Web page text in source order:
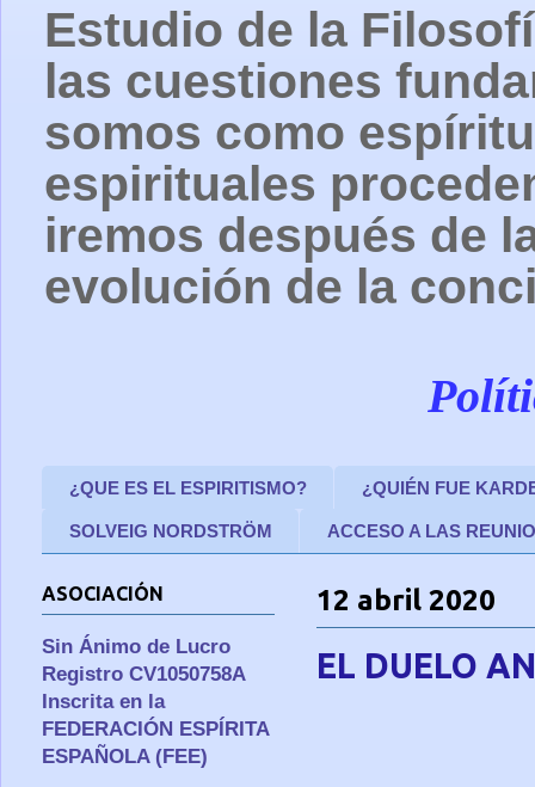
Estudio de la
las cuestiones
somos como
espirituales
iremos después de
evolución de la
¿QUE ES EL ESPIRITISMO? ¿QUIÉN FUE
SOLVEIG NORDSTRÖM ACCESO A LAS
12 abril 2020
EL DUELO
ASOCIACIÓN
Sin Ánimo de Lucro
Registro CV1050758A
Inscrita en la
FEDERACIÓN ESPÍRITA
ESPAÑOLA (FEE)